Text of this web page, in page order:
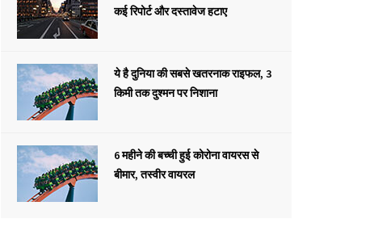
कई रिपोर्ट और दस्तावेज हटाए
ये है दुनिया की सबसे खतरनाक राइफल, 3
किमी तक दुश्मन पर निशाना
6 महीने की बच्ची हुई कोरोना वायरस से
बीमार, तस्वीर वायरल